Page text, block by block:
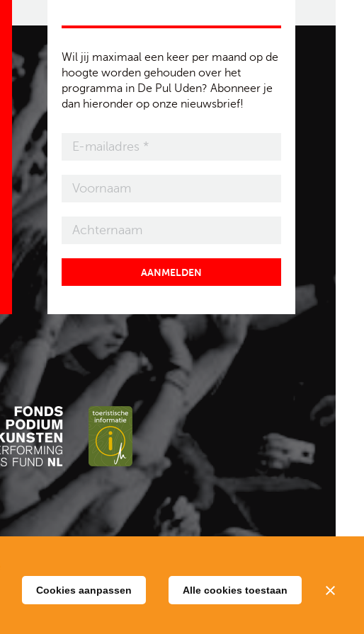
Wil jij maximaal een keer per maand op de
hoogte worden gehouden over het
programma in De Pul Uden? Abonneer je
dan hieronder op onze nieuwsbrief!
AANMELDEN
Cookies aanpassen Alle cookies toestaan